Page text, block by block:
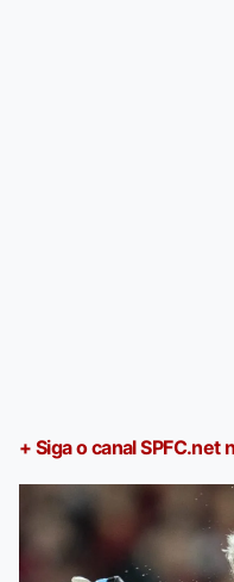
+ Siga o canal SPFC.net